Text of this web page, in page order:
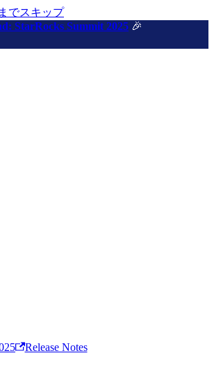
でスキップ
StarRocks Summit 2025 🎉️
Release Notes